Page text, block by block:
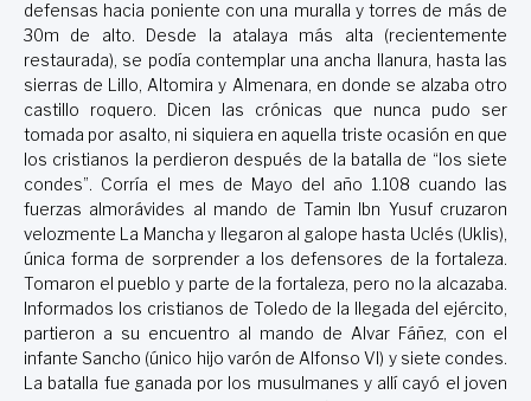
defensas hacia poniente con una muralla y torres de más de
30m de alto. Desde la atalaya más alta (recientemente
restaurada), se podía contemplar una ancha llanura, hasta las
sierras de Lillo, Altomira y Almenara, en donde se alzaba otro
castillo roquero. Dicen las crónicas que nunca pudo ser
tomada por asalto, ni siquiera en aquella triste ocasión en que
los cristianos la perdieron después de la batalla de “los siete
condes”. Corría el mes de Mayo del año 1.108 cuando las
fuerzas almorávides al mando de Tamin Ibn Yusuf cruzaron
velozmente La Mancha y llegaron al galope hasta Uclés (Uklis),
única forma de sorprender a los defensores de la fortaleza.
Tomaron el pueblo y parte de la fortaleza, pero no la alcazaba.
Informados los cristianos de Toledo de la llegada del ejército,
partieron a su encuentro al mando de Alvar Fáñez, con el
infante Sancho (único hijo varón de Alfonso VI) y siete condes.
La batalla fue ganada por los musulmanes y allí cayó el joven